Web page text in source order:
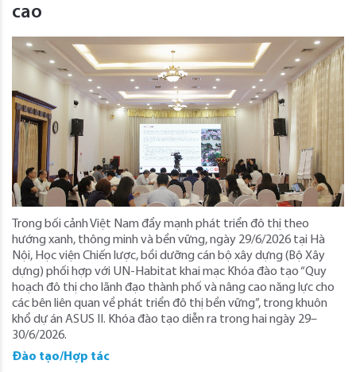
cao
Trong bối cảnh Việt Nam đẩy mạnh phát triển đô thị theo
hướng xanh, thông minh và bền vững, ngày 29/6/2026 tại Hà
Nội, Học viện Chiến lược, bồi dưỡng cán bộ xây dựng (Bộ Xây
dựng) phối hợp với UN-Habitat khai mạc Khóa đào tạo “Quy
hoạch đô thị cho lãnh đạo thành phố và nâng cao năng lực cho
các bên liên quan về phát triển đô thị bền vững”, trong khuôn
khổ dự án ASUS II. Khóa đào tạo diễn ra trong hai ngày 29–
30/6/2026.
Đào tạo/Hợp tác